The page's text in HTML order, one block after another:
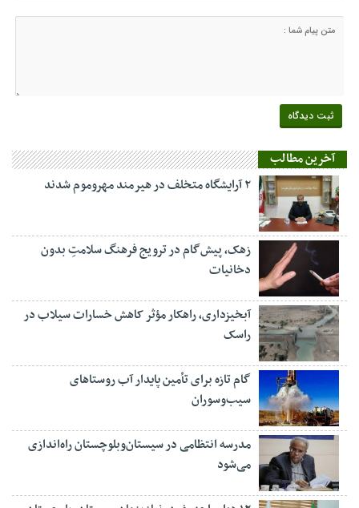
آخرین مطالب
۲ آرایشگاه متخلف در هیرمند مهروموم شدند
زهک، پیش‌گام در ترویج فرهنگ سلامتِ بدون
دخانیات
آبخیزداری، راهکار مؤثر کاهش خسارات سیلاب در
راسک
گام تازه برای تأمین پایدار آب روستاهای
سیب‌وسوران
مدرسه انتظامی در سیستان‌وبلوچستان راه‌اندازی
می‌شود